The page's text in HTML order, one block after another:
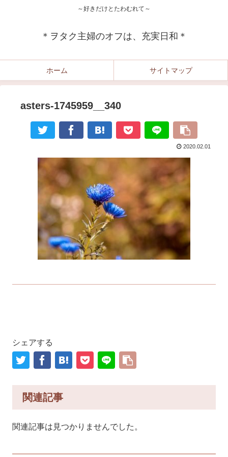
～好きだけとたわむれて～
＊ヲタク主婦のオフは、充実日和＊
ホーム サイトマップ
asters-1745959__340
2020.02.01
シェアする
関連記事
関連記事は見つかりませんでした。